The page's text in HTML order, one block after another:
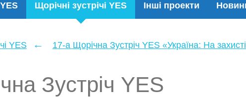
Щорічні зустрічі YES Інші проекти
YES ← 17-а Щорічна Зустріч YES «Україна: На
Зустріч YES